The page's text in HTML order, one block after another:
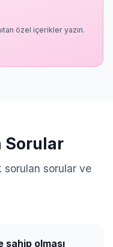
özel içerikler yazın.
Sorular
sorulan sorular ve
olması